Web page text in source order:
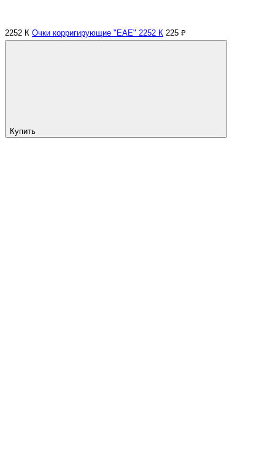
2252 К Очки корригирующие "EAE" 2252 К 225 ₽
Купить